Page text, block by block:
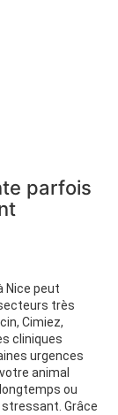
parfois
Nice peut
très
Cimiez,
cliniques
urgences
animal
ou
Grâce